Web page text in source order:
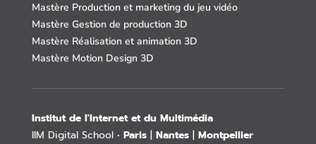
Mastère Production et marketing du jeu vidéo
Mastère Gestion de production 3D
Mastère Réalisation et animation 3D
Mastère Motion Design 3D
Institut de l'Internet et du Multimédia
IIM Digital School • Paris | Nantes | Montpellier